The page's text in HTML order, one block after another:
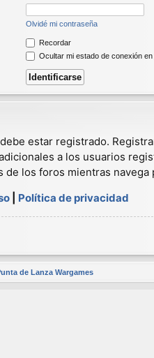
Olvidé mi contraseña
Recordar
Ocultar mi estado de conexión
estar registrado.
a los usuarios
de los foros mientras navega
Política de privacidad
de Lanza Wargames